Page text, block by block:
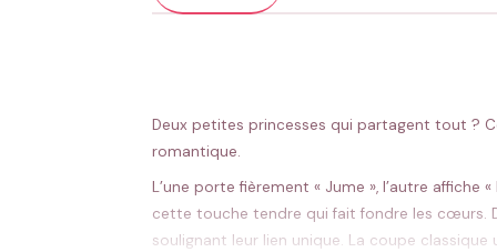
Deux petites princesses qui partagent tout ?
romantique.
L’une porte fièrement « Jume », l’autre
cette touche tendre qui fait fondre les cœurs.
soulignant leur lien unique. La coupe